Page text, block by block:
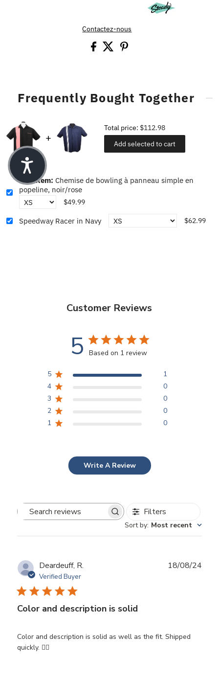
Contactez-nous
Frequently Bought Together
Total price: $112.98
Add selected to cart
This item: Chemise de bowling à panneau simple en
popeline, noir/rose
$49.99
Speedway Racer in Navy $62.99
Customer Reviews
5 Based on 1 review
5
1
4
0
3
0
2
0
1
0
Write A Review
Search
Filters
Sort by: Most recent
Deardeuff, R.
Verified Buyer
Color and description is solid
Color and description is solid as well as the fit. Shipped
quickly. 👍🏼
18/08/24